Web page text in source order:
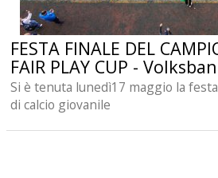
FESTA FINALE DEL
FAIR PLAY CUP -
Si è tenuta lunedì17 maggio la
di calcio giovanile